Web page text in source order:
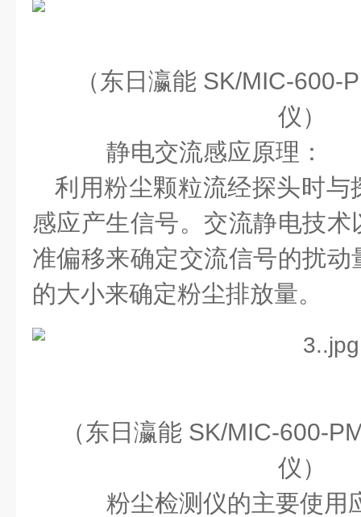
（东日瀛能 SK/MIC-600-
仪）
静电交流感应原理：
利用粉尘颗粒流经探头时与
感应产生信号。交流静电技
准偏移来确定交流信号的扰
的大小来确定粉尘排放量。
（东日瀛能 SK/MIC-600-
仪）
粉尘检测仪的主要使用